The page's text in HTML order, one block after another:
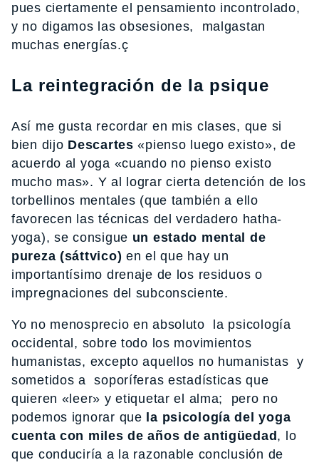
pues ciertamente el pensamiento incontrolado,
y no digamos las obsesiones, malgastan
muchas energías.ç
La reintegración de la psique
Así me gusta recordar en mis clases, que si
bien dijo Descartes «pienso luego existo», de
acuerdo al yoga «cuando no pienso existo
mucho mas». Y al lograr cierta detención de los
torbellinos mentales (que también a ello
favorecen las técnicas del verdadero hatha-
yoga), se consigue un estado mental de
pureza (sáttvico) en el que hay un
importantísimo drenaje de los residuos o
impregnaciones del subconsciente.
Yo no menosprecio en absoluto la psicología
occidental, sobre todo los movimientos
humanistas, excepto aquellos no humanistas y
sometidos a soporíferas estadísticas que
quieren «leer» y etiquetar el alma; pero no
podemos ignorar que la psicología del yoga
cuenta con miles de años de antigüedad , lo
que conduciría a la razonable conclusión de